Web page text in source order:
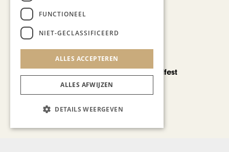
CHAPEAU TV
Noorbeek Foodfest
FUNCTIONEEL
NIET-GECLASSIFICEERD
ALLES ACCEPTEREN
ALLES AFWIJZEN
DETAILS WEERGEVEN